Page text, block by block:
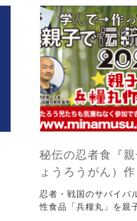
秘伝の忍者食『
ょうろうがん）
忍者・戦国のサバイバ
性食品「兵糧丸」を親